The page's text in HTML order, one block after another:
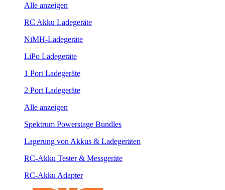
Alle anzeigen
RC Akku Ladegeräte
NiMH-Ladegeräte
LiPo Ladegeräte
1 Port Ladegeräte
2 Port Ladegeräte
Alle anzeigen
Spektrum Powerstage Bundles
Lagerung von Akkus & Ladegeräten
RC-Akku Tester & Messgeräte
RC-Akku Adapter